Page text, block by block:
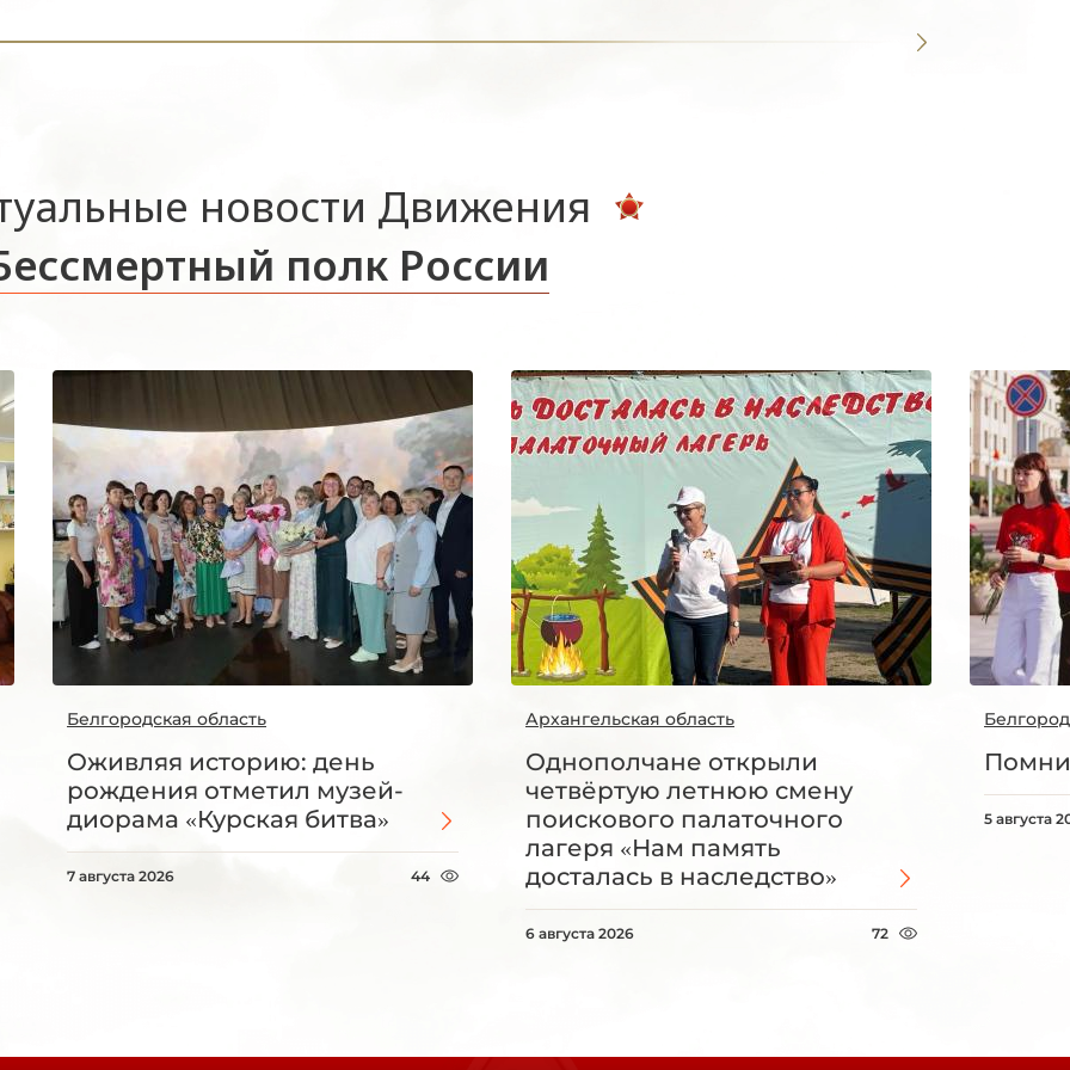
новости Движения
полк России
Белгородская область
Оживляя историю: день
рождения отметил музей-
диорама «Курская битва»
7 августа 2026 44
Архангельская область
Однополчане открыли
четвёртую летнюю смену
поискового палаточного
лагеря «Нам память
досталась в наследство»
6 августа 2026 72
5 августа